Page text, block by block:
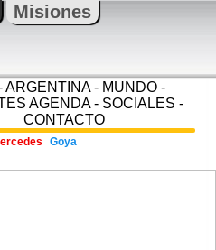
Misiones
ARGENTINA- MUNDO -
AGENDA- SOCIALES -
CONTACTO
Goya